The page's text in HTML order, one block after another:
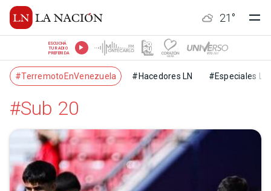
21 °
ESCUCHÁ
TU RADIO
PREFERIDA
#TerremotoEnVenezuela #Hacedores LN #Especiales LN
#Sub 20